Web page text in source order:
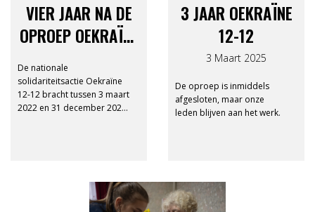
VIER JAAR NA DE
OPROEP OEKRAÏNE
12-12: WAT UW
STEUN MOGELIJK
MAAKTE
De nationale
solidariteitsactie Oekraïne
12-12 bracht tussen 3 maart
2022 en 31 december 2022
3 JAAR OEKRAÏNE
12-12
3 Maart 2025
De oproep is inmiddels
afgesloten, maar onze
leden blijven aan het werk.